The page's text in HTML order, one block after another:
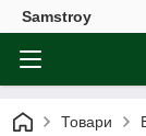
Samstroy
Товари